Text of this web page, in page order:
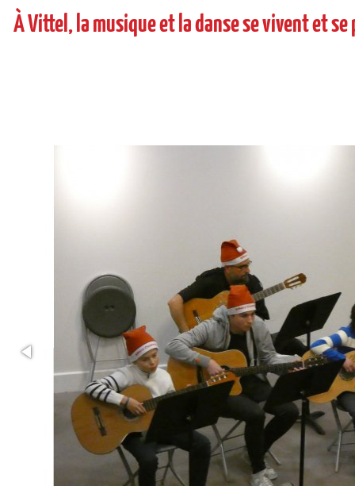
À Vittel, la musique et la danse se vivent et